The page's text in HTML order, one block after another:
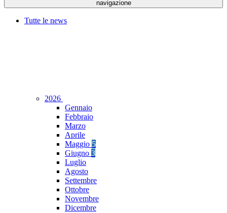
navigazione
Tutte le news
2026
Gennaio
Febbraio
Marzo
Aprile
Maggio 5
Giugno 3
Luglio
Agosto
Settembre
Ottobre
Novembre
Dicembre